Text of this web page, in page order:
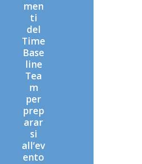
men
ti
del
Time
Base
line
Tea
m
per
prep
arar
si
all’ev
ento